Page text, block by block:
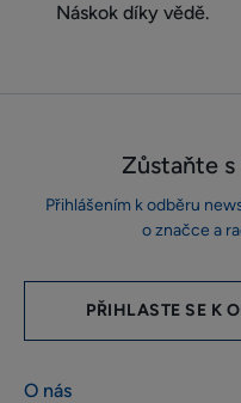
Náskok díky vědě.
Zůstaňte
Přihlášením k odběru
o značce a
PŘIHLASTE SE K
O nás